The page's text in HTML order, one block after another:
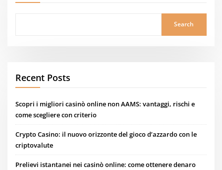
Search
Recent Posts
Scopri i migliori casinò online non AAMS: vantaggi, rischi e
come scegliere con criterio
Crypto Casino: il nuovo orizzonte del gioco d’azzardo con le
criptovalute
Prelievi istantanei nei casinò online: come ottenere denaro